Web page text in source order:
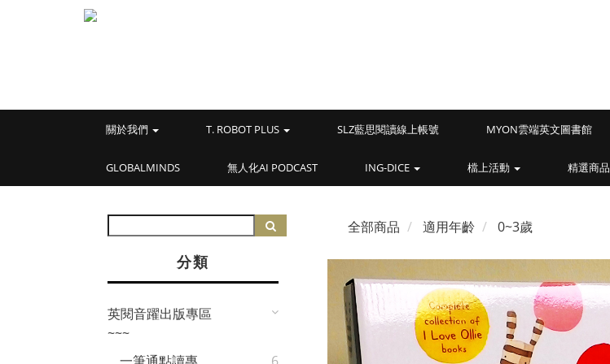
關於我們 T. ROBOT PLUS SLZ藍思閱讀線上帳號 MYON雲端英文圖書館
GLOBALMINDS 無人化AI PODCAST ING-DICE 檔上活動 精選商品
分類
英閱音躍出版專區
~~~
全部商品 適用年齡 0~3歲